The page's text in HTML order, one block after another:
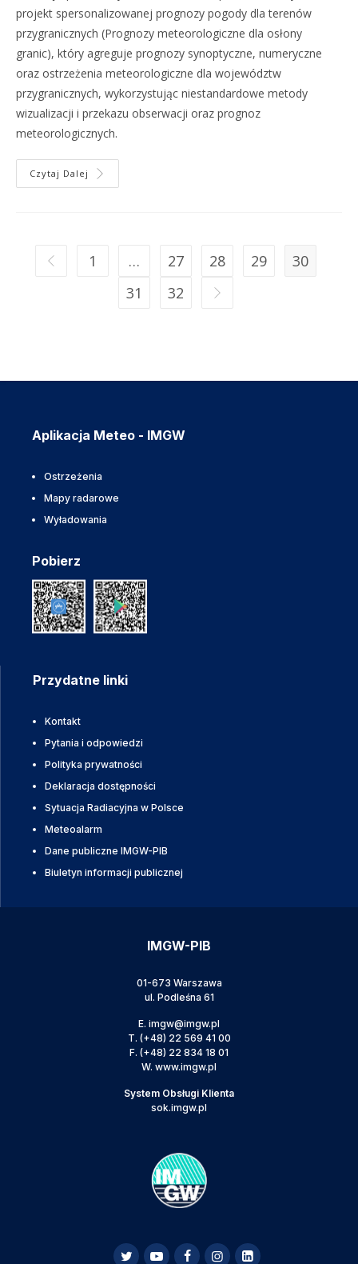
projekt spersonalizowanej prognozy pogody dla terenów
przygranicznych (Prognozy meteorologiczne dla osłony
granic), który agreguje prognozy synoptyczne, numeryczne
oraz ostrzeżenia meteorologiczne dla województw
przygranicznych, wykorzystując niestandardowe metody
wizualizacji i przekazu obserwacji oraz prognoz
meteorologicznych.
Czytaj Dalej
1 … 27 28 29
30
31
32
Aplikacja Meteo - IMGW
Ostrzeżenia
Mapy radarowe
Wyładowania
Pobierz
Przydatne linki
Kontakt
Pytania i odpowiedzi
Polityka prywatności
Deklaracja dostępności
Sytuacja Radiacyjna w Polsce
Meteoalarm
Dane publiczne IMGW-PIB
Biuletyn informacji publicznej
IMGW-PIB
01-673 Warszawa
ul. Podleśna 61
E. imgw@imgw.pl
T. (+48) 22 569 41 00
F. (+48) 22 834 18 01
W. www.imgw.pl
System Obsługi Klienta
sok.imgw.pl